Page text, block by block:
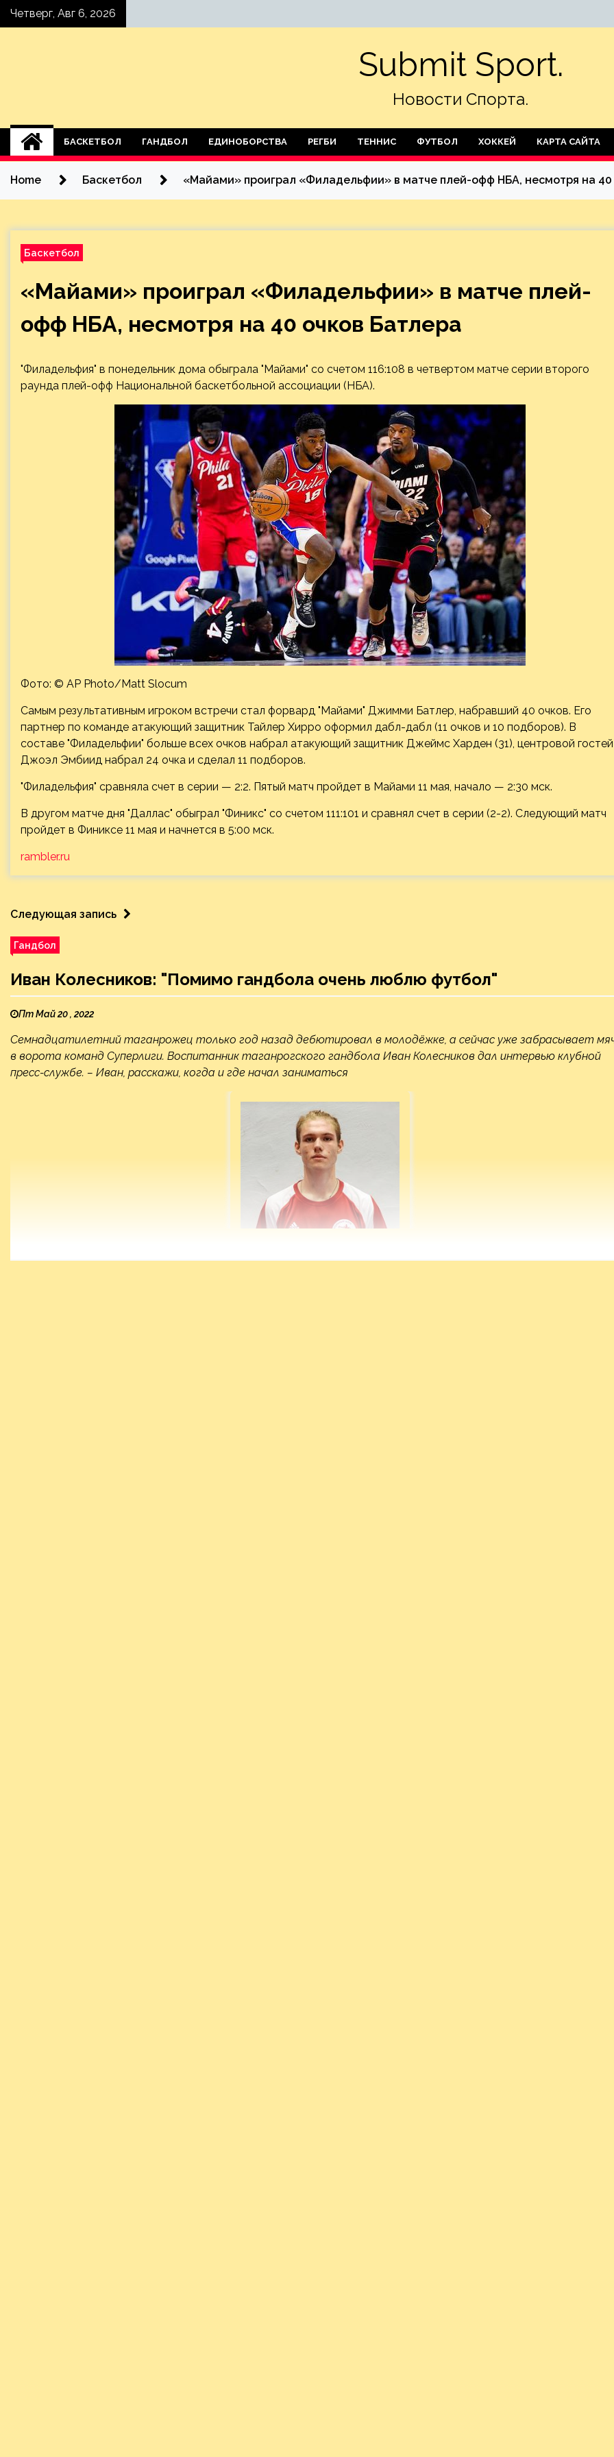
SkipЧетверг, Авг 6, 2026
Submit Sport.
Новости Спорта.
БАСКЕТБОЛ ГАНДБОЛ ЕДИНОБОРСТВА РЕГБИ ТЕННИС ФУТБОЛ ХОККЕЙ КАРТА САЙТА
Home Баскетбол «Майами» проиграл «Филадельфии» в матче плей-офф НБА, несмотря на 40
Баскетбол
«Майами» проиграл «Филадельфии» в матче плей-
офф НБА, несмотря на 40 очков Батлера
"Филадельфия" в понедельник дома обыграла "Майами" со счетом 116:108 в четвертом матче серии второго
раунда плей-офф Национальной баскетбольной ассоциации (НБА).
Фото: © AP Photo/Matt Slocum
Самым результативным игроком встречи стал форвард "Майами" Джимми Батлер, набравший 40 очков. Его
партнер по команде атакующий защитник Тайлер Хирро оформил дабл-дабл (11 очков и 10 подборов). В
составе "Филадельфии" больше всех очков набрал атакующий защитник Джеймс Харден (31), центровой гостей
Джоэл Эмбиид набрал 24 очка и сделал 11 подборов.
"Филадельфия" сравняла счет в серии — 2:2. Пятый матч пройдет в Майами 11 мая, начало — 2:30 мск.
В другом матче дня "Даллас" обыграл "Финикс" со счетом 111:101 и сравнял счет в серии (2-2). Следующий матч
пройдет в Финиксе 11 мая и начнется в 5:00 мск.
rambler.ru
Следующая запись
Гандбол
Иван Колесников: "Помимо гандбола очень люблю футбол"
Пт Май 20 , 2022
Семнадцатилетний таганрожец только год назад дебютировал в молодёжке, а сейчас уже забрасывает
в ворота команд Суперлиги. Воспитанник таганрогского гандбола Иван Колесников дал интервью клубной
пресс-службе. – Иван, расскажи, когда и где начал заниматься